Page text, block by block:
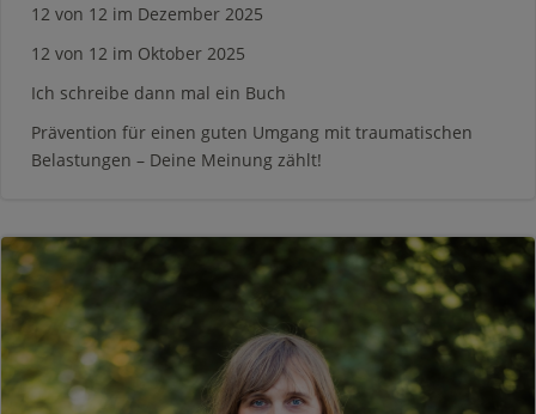
12 von 12 im Dezember 2025
12 von 12 im Oktober 2025
Ich schreibe dann mal ein Buch
Prävention für einen guten Umgang mit traumatischen
Belastungen – Deine Meinung zählt!